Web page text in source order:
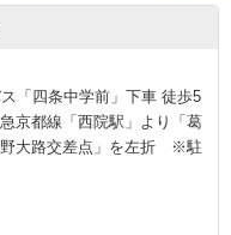
「四条中学前」下車 徒歩5
都線「西院駅」より「葛
野大路交差点」を左折 ※駐